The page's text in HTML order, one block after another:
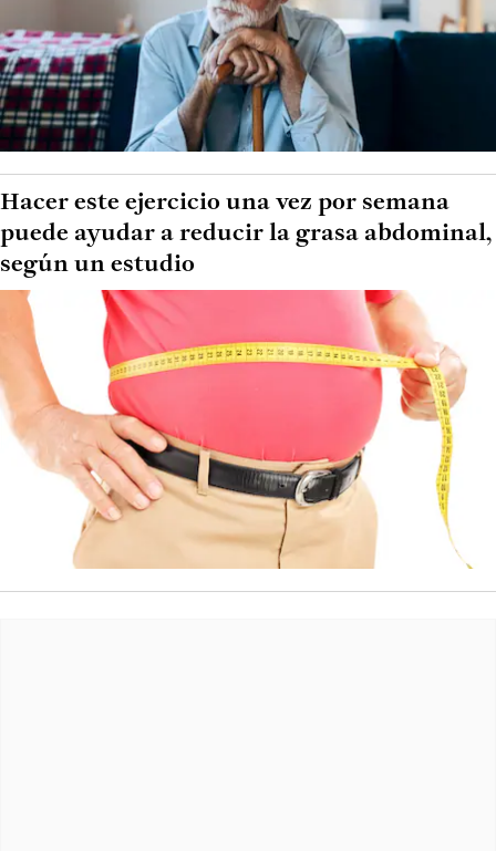
Hacer este ejercicio una vez por semana
puede ayudar a reducir la grasa abdominal,
según un estudio